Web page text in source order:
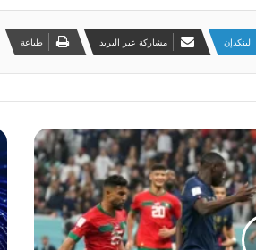
لينكدإن مشاركة عبر البريد طباعة